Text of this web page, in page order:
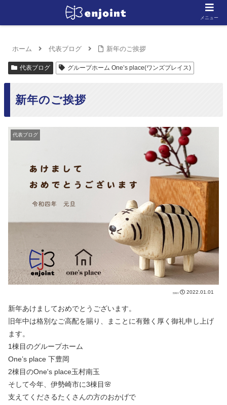
ホーム 代表ブログ 新年のご挨拶
代表ブログ グループホーム One’s place(ワンズプレイス)
新年のご挨拶
代表ブログ
2022.01.01
新年あけましておめでとうございます。
旧年中は格別なご高配を賜り、まことに有難く厚く御礼申し上げ
ます。
1棟目のグループホーム
One’s place 下豊岡
2棟目のOne's place玉村南玉
そして今年、伊勢崎市に3棟目🌸
支えてくださるたくさんの方のおかげで
メニュー